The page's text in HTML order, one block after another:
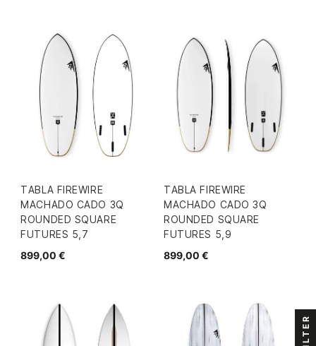
TABLA FIREWIRE
MACHADO CADO 3Q
ROUNDED SQUARE
FUTURES 5,7
899,00 €
TABLA FIREWIRE
MACHADO CADO 3Q
ROUNDED SQUARE
FUTURES 5,9
899,00 €
FILTER